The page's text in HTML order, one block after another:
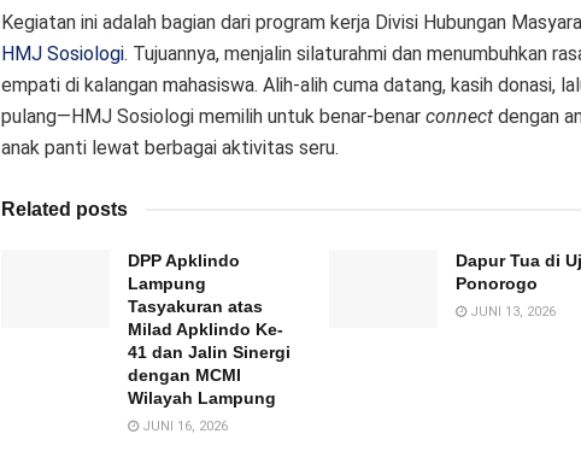
Kegiatan ini adalah bagian dari program kerja Divisi Hubungan
HMJ Sosiologi. Tujuannya, menjalin silaturahmi dan menumbuhkan
empati di kalangan mahasiswa. Alih-alih cuma datang, kasih donasi,
pulang—HMJ Sosiologi memilih untuk benar-benar connectdengan
anak panti lewat berbagai aktivitas seru.
Related posts
DPP Apklindo
Lampung
Tasyakuran atas
Milad Apklindo Ke-
41 dan Jalin Sinergi
dengan MCMI
Wilayah Lampung
JUNI 16, 2026
Dapur Tua di
Ponorogo
JUNI 13, 2026